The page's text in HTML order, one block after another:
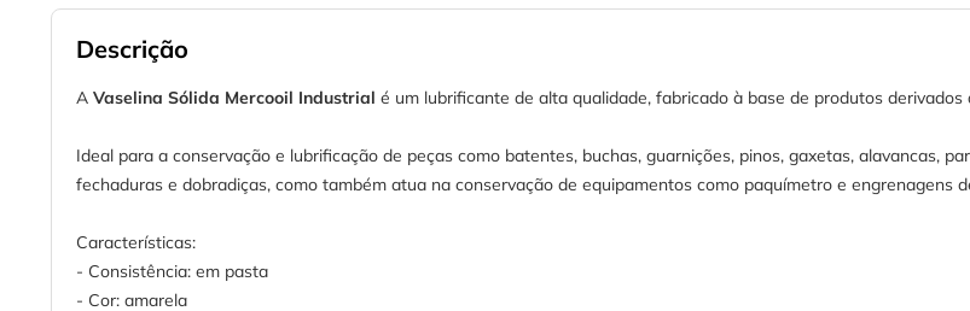
Descrição
A Vaselina Sólida Mercooil Industrial é um lubrificante de alta qualidade, fabricado à base de produtos derivados
Ideal para a conservação e lubrificação de peças como batentes, buchas, guarnições, pinos, gaxetas, alavancas,
fechaduras e dobradiças, como também atua na conservação de equipamentos como paquímetro e engrenagens
Características:
- Consistência: em pasta
- Cor: amarela